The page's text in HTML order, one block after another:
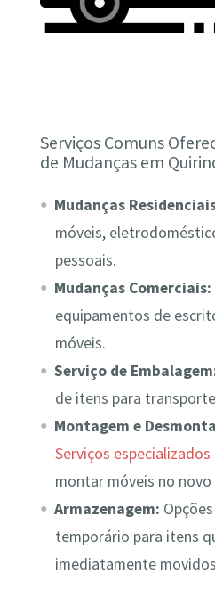
Serviços Comuns
de Mudanças em
Mudanças
móveis,
pessoais.
Mudanças Comerciais:
equipamentos de
móveis.
Serviço de
de itens para
Montagem e
Serviços especializados
montar móveis no novo
Armazenagem:
temporário para itens
imediatamente